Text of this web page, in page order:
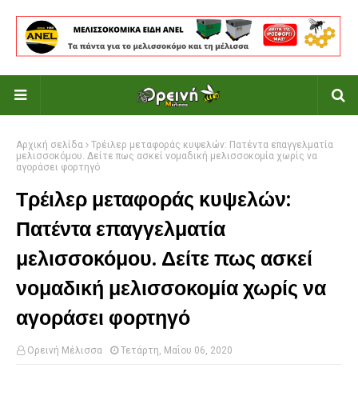
Αρχική σελίδα
Τρέιλερ μεταφοράς κυψελών: Πατέντα επαγγελματία
μελισσοκόμου. Δείτε πως ασκεί νομαδική μελισσοκομία χωρίς να
αγοράσει φορτηγό
Τρέιλερ μεταφοράς κυψελών:
Πατέντα επαγγελματία
μελισσοκόμου. Δείτε πως ασκεί
νομαδική μελισσοκομία χωρίς να
αγοράσει φορτηγό
Ορεινή Μέλισσα Τετάρτη, Μαΐου 06, 2020